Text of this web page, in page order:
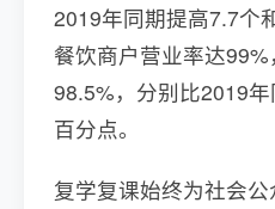
2019年同期提高7.7个
餐饮商户营业率达
98.5%，分别比2019
百分点。
复学复课始终为社会